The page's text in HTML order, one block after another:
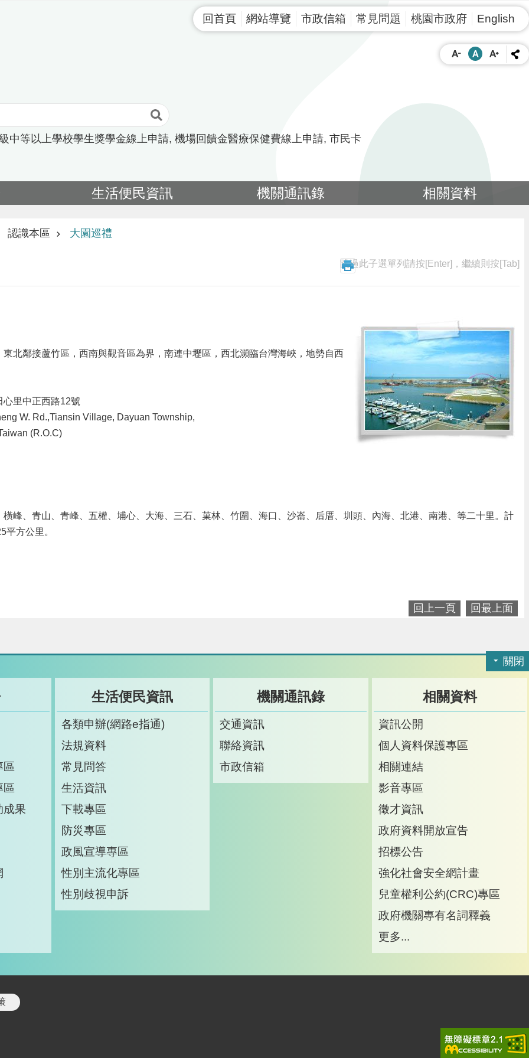
回首頁 網站導覽 市政信箱 常見問題 桃園市政府 English
中等以上學校學生獎學金線上申請 機場回饋金醫療保健費線上申請 市民卡
生活便民資訊 機關通訊錄 相關資料
認識本區 大園巡禮
跳過此子選單列請按[Enter]，繼續則按[Tab]
北鄰接蘆竹區，西南與觀音區為界，南連中壢區，西北瀕臨台灣海峽，地勢自西
心里中正西路12號
W. Rd.,Tiansin Village, Dayuan Township,
(R.O.C)
峰、青山、青峰、五權、埔心、大海、三石、菓林、竹圍、海口、沙崙、后厝、圳頭、內海、北港、南港、等二十里。計
平方公里。
回上一頁 回最上面
關閉
區
區
成果
生活便民資訊
各類申辦(網路e指通)
法規資料
常見問答
生活資訊
下載專區
防災專區
政風宣導專區
性別主流化專區
性別歧視申訴
機關通訊錄
交通資訊
聯絡資訊
市政信箱
相關資料
資訊公開
個人資料保護專區
相關連結
影音專區
徵才資訊
政府資料開放宣告
招標公告
強化社會安全網計畫
兒童權利公約(CRC)專區
政府機關專有名詞釋義
更多...